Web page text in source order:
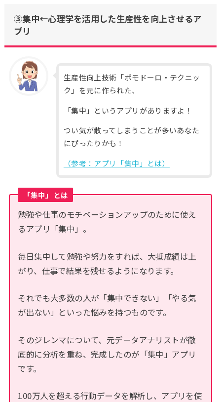
③集中←心理学を活用した生産性を向上させるア
プリ
生産性向上技術「ポモドーロ・テクニッ
ク」を元に作られた、
「集中」というアプリがありますよ！
つい気が散ってしまうことが多いあなた
にぴったりかも！
（参考：アプリ「集中」とは）
「集中」とは
勉強や仕事のモチベーションアップのために使え
るアプリ「集中」。
毎日集中して勉強や努力をすれば、大抵成績は上
がり、仕事で結果を残せるようになります。
それでも大多数の人が「集中できない」「やる気
が出ない」といった悩みを持つものです。
そのジレンマについて、元データアナリストが徹
底的に分析を重ね、完成したのが「集中」アプリ
です。
100万人を超える行動データを解析し、アプリを使